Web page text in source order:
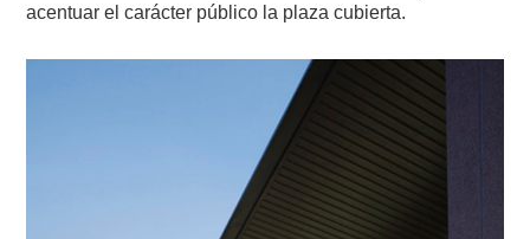
acentuar el carácter público la plaza cubierta.